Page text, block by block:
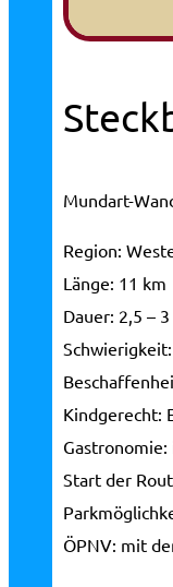
Mundart-
Region:
Länge: 11 km
Dauer: 2,5 –
Schwierigkeit:
Kindgerecht:
Gastronomie:
Start der
ÖPNV: mit